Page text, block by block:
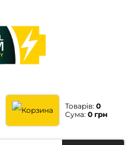
Товарів: 0
Сума: 0 грн